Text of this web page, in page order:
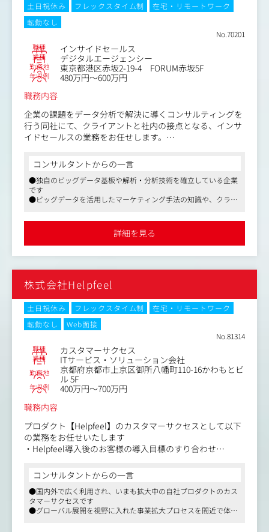
・Chatworkユーザー数の拡大・既存ユーザーのさらなる
利活用促進のためのセールス活動
・経営課題・業務課題・顧客ニーズをヒアリングの上、商
・成果最大化に向けたプロダクト、マーケティング、フィ
ールドセールス、カスタマーサクセス組織等との協業施策
の実施、顧客コミュニケーションOps・プロセス作り
＜変更の範囲＞
・部署異動等により当社業務全般へ変更する場合がありま
す（出向含む）
土日祝休み フレックスタイム制
在宅・リモートワーク
転勤なし
No.70201
職種 インサイドセールス
業種 デジタルエージェンシー
勤務地 東京都港区赤坂2-19-4 FORUM赤坂5F
年収例
480万円～600万円
職務内容
企業の課題をデータ分析で解決に導くコンサルティングを
行う同社にて、クライアントと社内の接点となる、インサ
イドセールスの業務をお任せします。
〈具体的には〉
■クライアント対応
・マーケティング活動から得たリードや過去に接点のあっ
たリードへのアプローチ、商談機会の創出。
・フィールドセールスからリクエストのあったターゲット
・フィールドセールスとの協業によるターゲット顧客ごと
■社内対応
・IS内担当チームの数値目標に対する進捗管理。
・メンバーの育成やモチベート。
・オペレーション改善やマニュアル整備等、業務効率化の
立案と実行。
コンサルタントからの一言
●独自のビッグデータ基板や解析・分析技術を確立している企業
です
●ビッグデータを活用したマーケティング手法の知識や、クライ
●フレックスタイム制を導入しており、更にオフィス出社は最低
月4回。自分らしい働き方を実現できます
詳細を見る
株式会社Helpfeel
土日祝休み フレックスタイム制
在宅・リモートワーク
転勤なし
Web面接
No.81314
職種 カスタマーサクセス
業種 ITサービス・ソリューション会社
勤務地
京都府京都市上京区御所八幡町110-16かわもとビ
ル 5F
年収例
400万円～700万円
職務内容
プロダクト【Helpfeel】のカスタマーサクセスとして以下
の業務をお任せいたします
・Helpfeel導入後のお客様の導入目標のすり合わせ
・担当顧客への分析ツールを用いた分析及び定例レポート
作成
・基本月に一度の定例会での分析結果の共有及び改善ご提
案
・お客様の状況に応じたアップセル・クロスセル提案
コンサルタントからの一言
●国内外で広く利用され、いまも拡大中の自社プロダクトのカス
タマーサクセスです
●グローバル展開を視野に入れた事業拡大プロセスを間近で体感